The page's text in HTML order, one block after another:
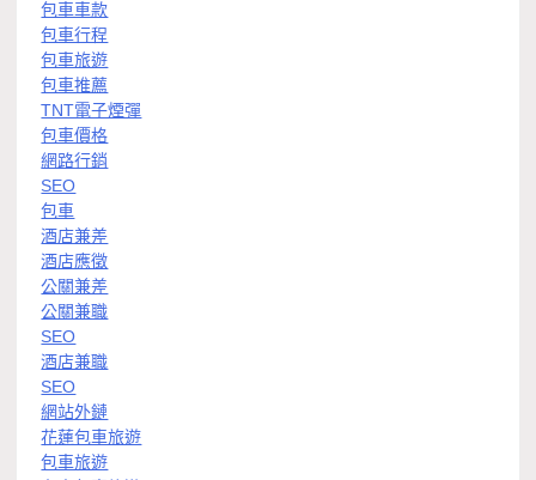
包車車款
包車行程
包車旅遊
包車推薦
TNT電子煙彈
包車價格
網路行銷
SEO
包車
酒店兼差
酒店應徵
公關兼差
公關兼職
SEO
酒店兼職
SEO
網站外鏈
花蓮包車旅遊
包車旅遊